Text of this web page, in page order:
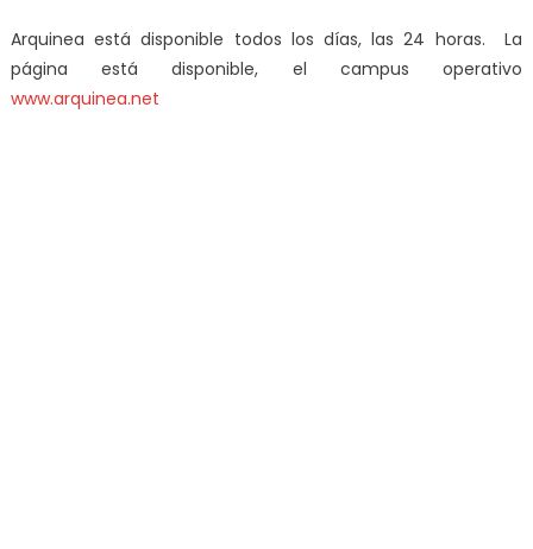
Arquinea está disponible todos los días, las 24 horas. La
página está disponible, el campus operativo
www.arquinea.net